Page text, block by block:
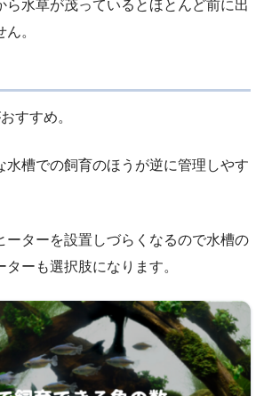
ら水草が茂っているとほとんど前に出
。
すすめ。
水槽での飼育のほうが逆に管理しやす
ーターを設置しづらくなるので水槽の
ーも選択肢になります。